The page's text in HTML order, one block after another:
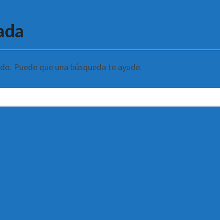
Puede que una búsqueda te ayude.